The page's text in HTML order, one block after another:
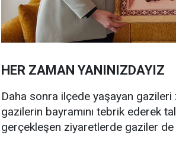
HER ZAMAN YANINIZDAYIZ
Daha sonra ilçede yaşayan
gazilerin bayramını tebrik ederek
gerçekleşen ziyaretlerde gaziler